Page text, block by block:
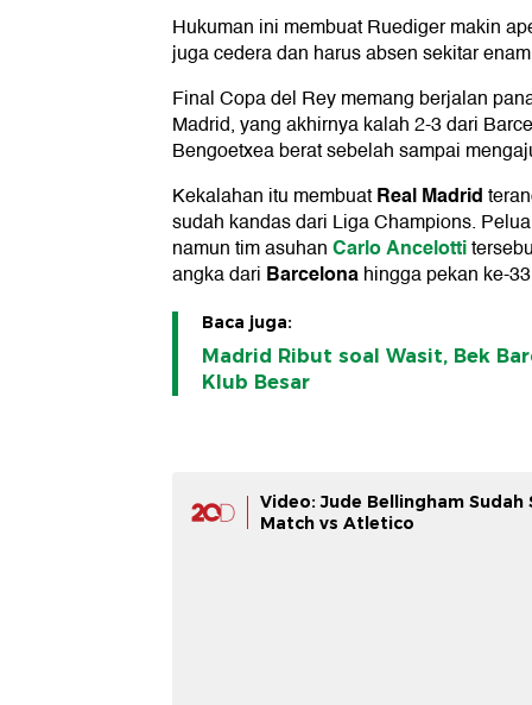
Hukuman ini membuat Ruediger makin
juga cedera dan harus absen sekitar
Final Copa del Rey memang berjalan
Madrid, yang akhirnya kalah 2-3 dari
Bengoetxea berat sebelah sampai
Kekalahan itu membuatReal Madrid
sudah kandas dari Liga Champions.
namun tim asuhanCarloAncelotti
angka dari Barcelonahingga pekan ke-
Baca juga:
Madrid Ribut soal Wasit, Bek
Klub Besar
Video: Jude Bellingham
Match vs Atletico